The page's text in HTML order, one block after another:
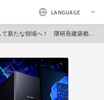
事務所の未知なる挑戦。CGWORLD 2020 クリエイティブカンファレンスレポート（3）